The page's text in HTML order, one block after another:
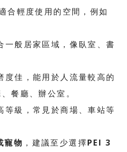
合輕度使用的空間，例如
一般居家區域，像臥室、書
度佳，能用於人流量較高的
餐廳、辦公室。
等級，常見於商場、車站等
寵物 ，建議至少選擇PEI 3